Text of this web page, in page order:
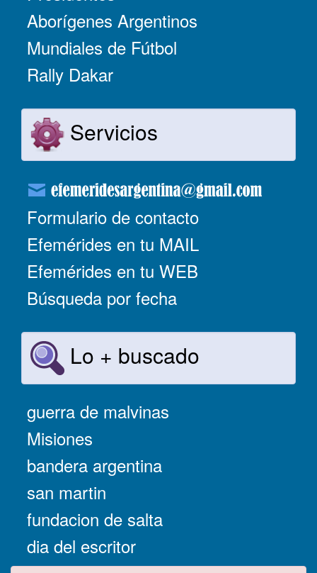
Aborígenes Argentinos
Mundiales de Fútbol
Rally Dakar
Servicios
Formulario de contacto
Efemérides en tu MAIL
Efemérides en tu WEB
Búsqueda por fecha
Lo + buscado
guerra de malvinas
Misiones
bandera argentina
san martin
fundacion de salta
dia del escritor